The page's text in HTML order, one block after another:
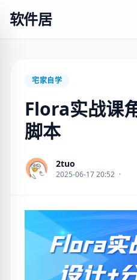
软件居
宅家自学
Flora实战课
脚本
2tuo
2025-06-17 20:52 ·